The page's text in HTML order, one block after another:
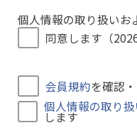
個人情報の取り扱いお
同意します（
会員規約を確認
個人情報の取り扱
します